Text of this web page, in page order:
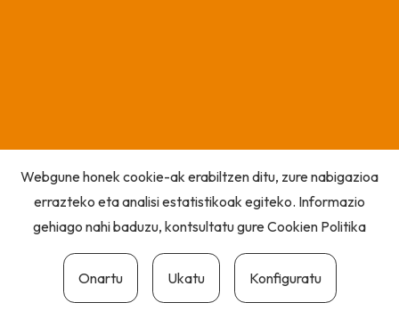
Webgune honek cookie-ak erabiltzen ditu, zure nabigazioa
errazteko eta analisi estatistikoak egiteko. Informazio
gehiago nahi baduzu, kontsultatu gureCookien Politika
Onartu Ukatu Konfiguratu